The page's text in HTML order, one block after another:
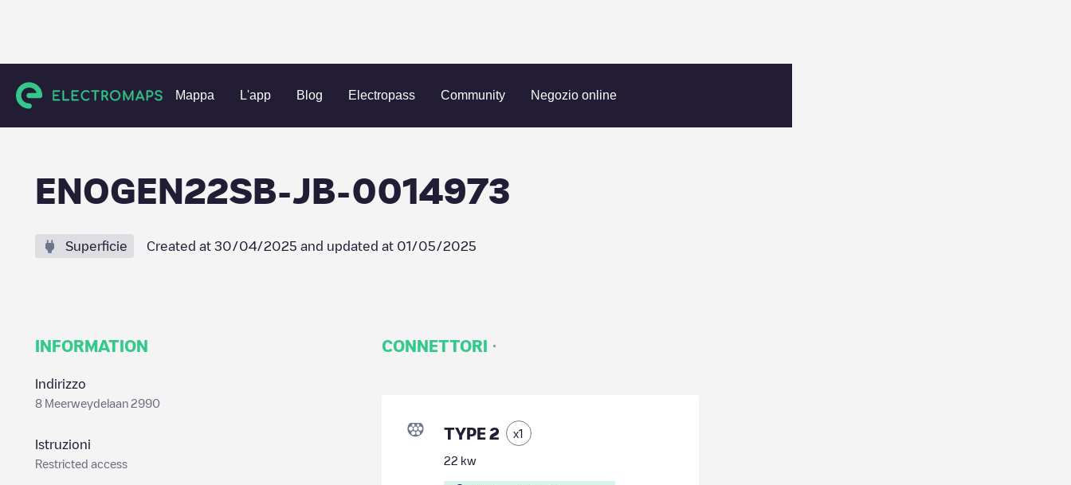
Mappa L'app Blog Electropass Community Negozio online
Charging stations Belgio Antwerpen Wuustwezel ENOGEN22SB-JB-0014973
ENOGEN22SB-JB-0014973
Superficie Created at 30/04/2025 and updated at 01/05/2025
INFORMATION
Indirizzo
8 Meerweydelaan 2990
Istruzioni
Restricted access
CONNETTORI ·
TYPE 2 x1
22 kw